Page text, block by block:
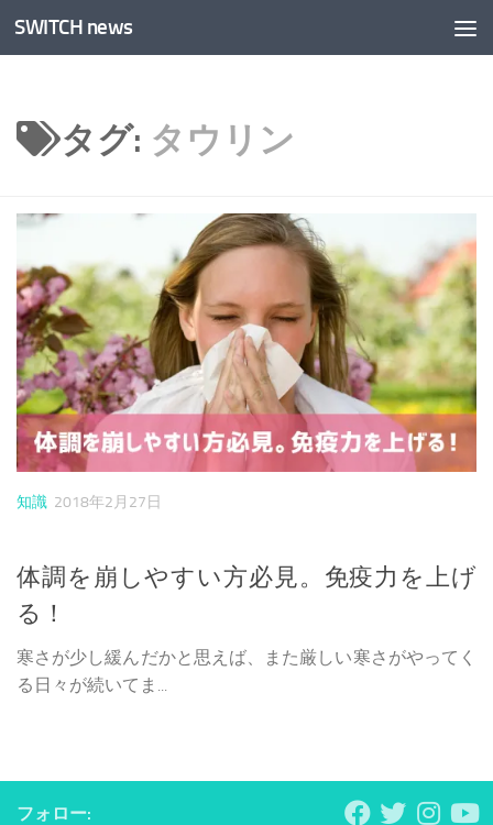
コンテンツへスキップ
SWITCH news
タグ: タウリン
知識 2018年2月27日
体調を崩しやすい方必見。免疫力を上げ
る！
寒さが少し緩んだかと思えば、また厳しい寒さがやってく
る日々が続いてま...
フォロー: